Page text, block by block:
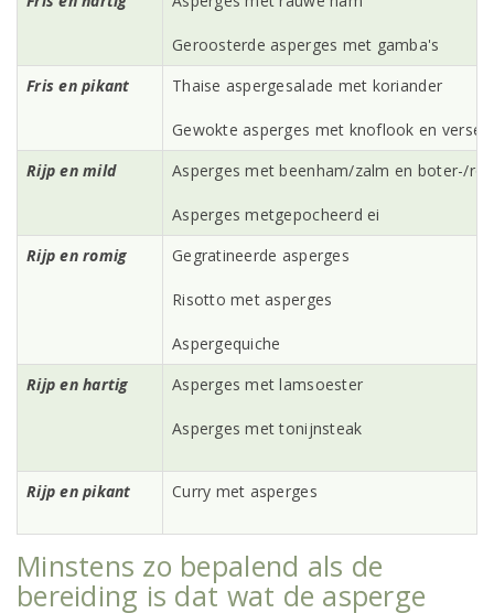
Geroosterde asperges met gamba's
Fris en pikant
Thaise aspergesalade met koriander
Gewokte asperges met knoflook en verse
Rijp en mild
Asperges met beenham/zalm en boter-/
Asperges metgepocheerd ei
Rijp en romig
Gegratineerde asperges
Risotto met asperges
Aspergequiche
Rijp en hartig
Asperges met lamsoester
Asperges met tonijnsteak
Rijp en pikant Curry met asperges
Minstens zo bepalend als de
bereiding is dat wat de asperge